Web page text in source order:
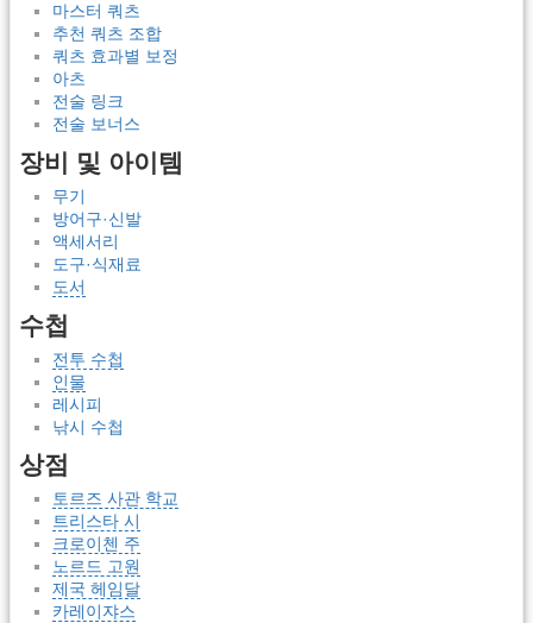
마스터 쿼츠
추천 쿼츠 조합
쿼츠 효과별 보정
아츠
전술 링크
전술 보너스
장비 및 아이템
무기
방어구·신발
액세서리
도구·식재료
도서
수첩
전투 수첩
인물
레시피
낚시 수첩
상점
토르즈 사관 학교
트리스타 시
크로이첸 주
노르드 고원
제국 헤임달
카레이쟈스